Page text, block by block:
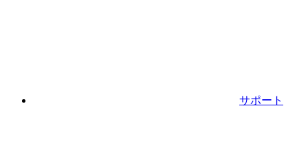
サポート